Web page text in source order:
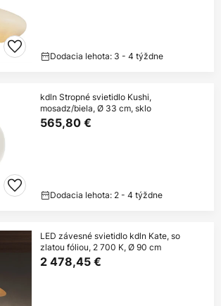
Dodacia lehota: 3 - 4 týždne
kdln Stropné svietidlo Kushi,
mosadz/biela, Ø 33 cm, sklo
565,80 €
Dodacia lehota: 2 - 4 týždne
LED závesné svietidlo kdln Kate, so
zlatou fóliou, 2 700 K, Ø 90 cm
2 478,45 €